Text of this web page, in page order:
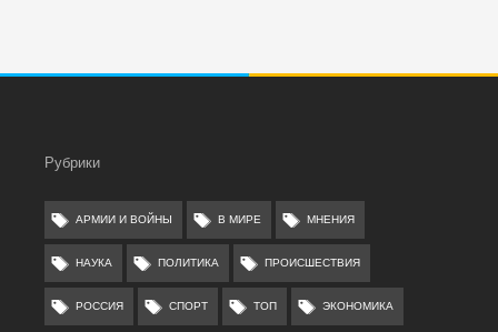
Рубрики
АРМИИ И ВОЙНЫ В МИРЕ МНЕНИЯ
НАУКА ПОЛИТИКА ПРОИСШЕСТВИЯ
РОССИЯ СПОРТ ТОП ЭКОНОМИКА